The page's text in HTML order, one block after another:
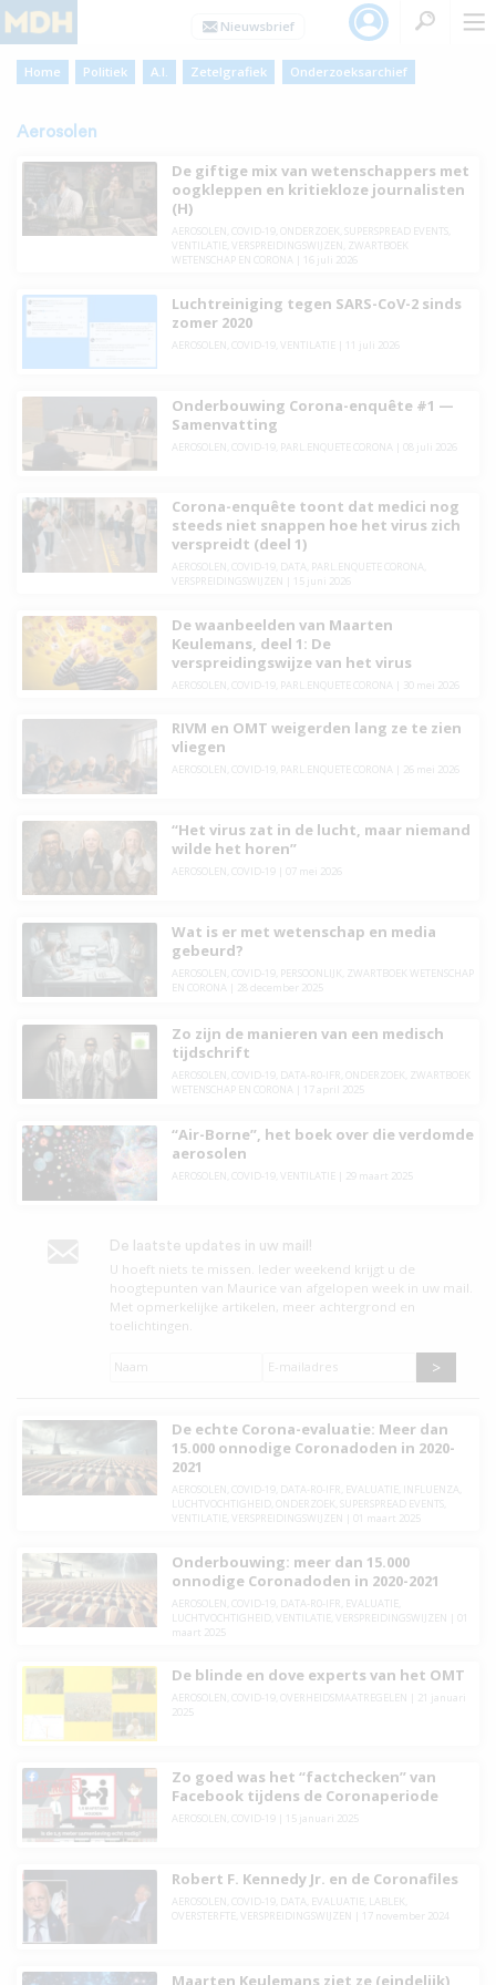
Home Politiek A.I. Zetelgrafiek Onderzoeksarchief
Aerosolen
De giftige mix van wetenschappers met
oogkleppen en kritiekloze journalisten
(H)
AEROSOLEN COVID-19, ONDERZOEK SUPERSPREAD EVENTS,
VENTILATIE
VERSPREIDINGSWIJZEN ZWARTBOEK
WETENSCHAP EN CORONA
16 juli 2026
Luchtreiniging tegen SARS-CoV-2 sinds
zomer 2020
AEROSOLEN COVID-19, VENTILATIE 11 juli 2026
Onderbouwing Corona-enquête #1 —
Samenvatting
AEROSOLEN COVID-19, PARL.ENQUETE CORONA 08 juli 2026
Corona-enquête toont dat medici nog
steeds niet snappen hoe het virus zich
verspreidt (deel 1)
AEROSOLEN COVID-19, DATA PARL.ENQUETE CORONA
VERSPREIDINGSWIJZEN
15 juni 2026
De waanbeelden van Maarten
Keulemans, deel 1: De
verspreidingswijze van het virus
AEROSOLEN COVID-19, PARL.ENQUETE CORONA 30 mei 2026
RIVM en OMT weigerden lang ze te zien
vliegen
AEROSOLEN COVID-19, PARL.ENQUETE CORONA 26 mei 2026
“Het virus zat in de lucht, maar niemand
wilde het horen”
AEROSOLEN COVID-19| 07 mei 2026
Wat is er met wetenschap en media
gebeurd?
AEROSOLEN COVID-19, PERSOONLIJK
ZWARTBOEK WETENSCHAP
EN CORONA
28 december 2025
Zo zijn de manieren van een medisch
tijdschrift
AEROSOLEN COVID-19, DATA-R0-IFR ONDERZOEK
ZWARTBOEK
WETENSCHAP EN CORONA
17 april 2025
“Air-Borne”, het boek over die verdomde
aerosolen
AEROSOLEN COVID-19, VENTILATIE 29 maart 2025
De laatste updates in uw mail!
U hoeft niets te missen. leder weekend krijgt u de
hoogtepunten van Maurice van afgelopen week in uw mail.
Met opmerkelijke artikelen, meer achtergrond en
toelichtingen.
Naam
E-
De echte Corona-evaluatie: Meer dan
15.000 onnodige Coronadoden in 2020-
2021
AEROSOLEN COVID-19, DATA-R0-IFR EVALUATIE INFLUENZA
LUCHTVOCHTIGHEID, ONDERZOEK SUPERSPREAD EVENTS,
VENTILATIE
VERSPREIDINGSWIJZEN 01 maart 2025
Onderbouwing: meer dan 15.000
onnodige Coronadoden in 2020-2021
AEROSOLEN COVID-19, DATA-R0-IFR EVALUATIE
LUCHTVOCHTIGHEID, VENTILATIE VERSPREIDINGSWIJZEN
01
maart 2025
De blinde en dove experts van het OMT
AEROSOLEN COVID-19, OVERHEIDSMAATREGELEN
21 januari
2025
Zo goed was het “factchecken” van
Facebook tijdens de Coronaperiode
AEROSOLEN COVID-19| 15 januari 2025
Robert F. Kennedy Jr. en de Coronafiles
AEROSOLEN COVID-19, DATA EVALUATIE LABLEK
OVERSTERFTE
VERSPREIDINGSWIJZEN 17 november 2024
Maarten Keulemans ziet ze (eindelijk)